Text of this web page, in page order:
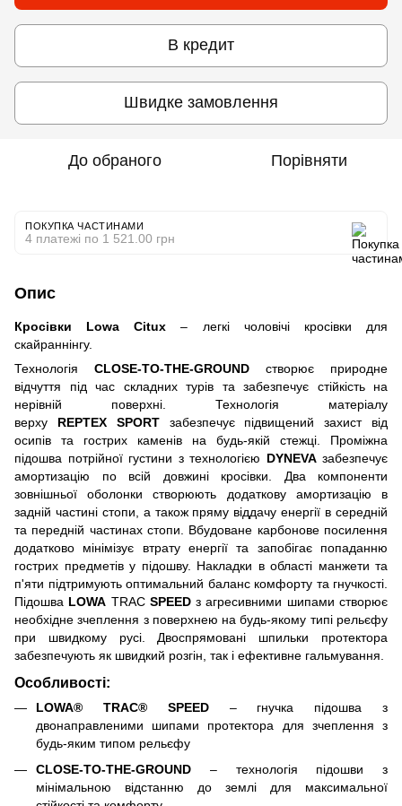
В кредит
Швидке замовлення
До обраного Порівняти
ПОКУПКА ЧАСТИНАМИ
4 платежі по 1 521.00 грн
Опис
Кросівки Lowa Citux – легкі чоловічі кросівки для
скайраннінгу.
Технологія CLOSE-TO-THE-GROUND створює природне
відчуття під час складних турів та забезпечує стійкість на
нерівній поверхні. Технологія матеріалу
верху REPTEX SPORTзабезпечує підвищений захист від
осипів та гострих каменів на будь-якій стежці. Проміжна
підошва потрійної густини з технологією DYNEVAзабезпечує
амортизацію по всій довжині кросівки. Два компоненти
зовнішньої оболонки створюють додаткову амортизацію в
задній частині стопи, а також пряму віддачу енергії в середній
та передній частинах стопи. Вбудоване карбонове посилення
додатково мінімізує втрату енергії та запобігає попаданню
гострих предметів у підошву. Накладки в області манжети та
п'яти підтримують оптимальний баланс комфорту та гнучкості.
Підошва LOWA TRAC SPEEDз агресивними шипами створює
необхідне зчеплення з поверхнею на будь-якому типі рельєфу
при швидкому русі. Двоспрямовані шпильки протектора
забезпечують як швидкий розгін, так і ефективне гальмування.
Особливості:
LOWA® TRAC® SPEED– гнучка підошва з
двонаправленими шипами протектора для зчеплення з
будь-яким типом рельєфу
CLOSE-TO-THE-GROUND – технологія підошви з
мінімальною відстанню до землі для максимальної